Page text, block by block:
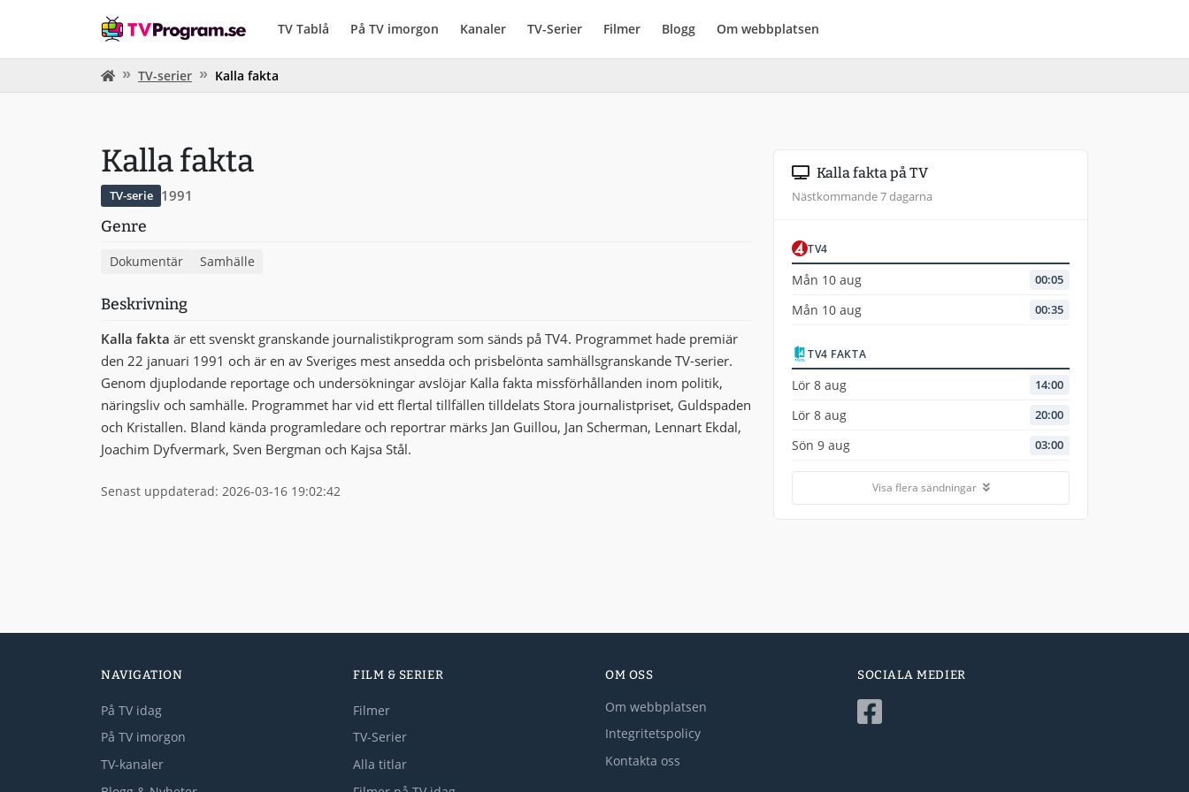
TV Tablå På TV imorgon Kanaler TV-Serier Filmer Blogg Om webbplatsen
TV-serier Kalla fakta
Kalla fakta
TV-serie 1991
Genre
Dokumentär Samhälle
Beskrivning
Kalla fakta är ett svenskt granskande journalistikprogram som sänds på TV4. Programmet hade premiär
den 22 januari 1991 och är en av Sveriges mest ansedda och prisbelönta samhällsgranskande TV-serier.
Genom djuplodande reportage och undersökningar avslöjar Kalla fakta missförhållanden inom politik,
näringsliv och samhälle. Programmet har vid ett flertal tillfällen tilldelats Stora journalistpriset, Guldspaden
och Kristallen. Bland kända programledare och reportrar märks Jan Guillou, Jan Scherman, Lennart Ekdal,
Joachim Dyfvermark, Sven Bergman och Kajsa Stål.
Senast uppdaterad: 2026-03-16 19:02:42
Kalla fakta på TV
Nästkommande 7 dagarna
TV4
Mån 10 aug 00:05
Mån 10 aug 00:35
TV4 FAKTA
Lör 8 aug 14:00
Lör 8 aug 20:00
Sön 9 aug 03:00
Visa flera sändningar
NAVIGATION
På TV idag
På TV imorgon
TV-kanaler
FILM & SERIER
Filmer
TV-Serier
Alla titlar
OM OSS
Om webbplatsen
Integritetspolicy
Kontakta oss
SOCIALA MEDIER